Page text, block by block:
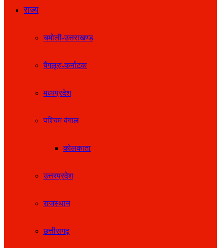
राज्य
चमोली-उत्तराखण्ड
बैंगलूरु-कर्नाटक
मध्यप्रदेश
पश्चिम बंगाल
कोलकाता
उत्तरप्रदेश
राजस्थान
छत्तीसगढ़